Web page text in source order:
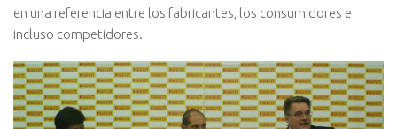
en una referencia entre los fabricantes, los consumidores e
incluso competidores.